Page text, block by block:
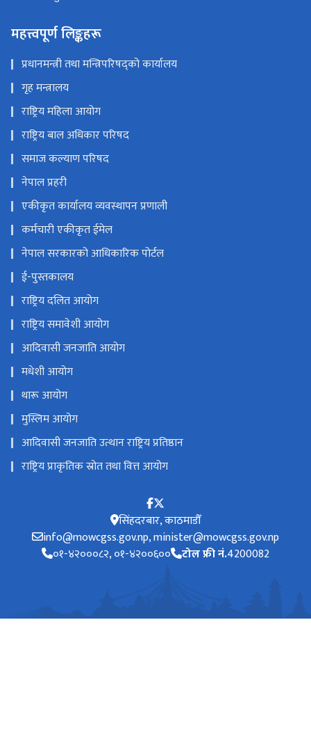
महत्त्वपूर्ण लिङ्कहरू
प्रधानमन्त्री तथा मन्त्रिपरिषद्को कार्यालय
गृह मन्त्रालय
राष्ट्रिय महिला आयोग
राष्ट्रिय बाल अधिकार परिषद
समाज कल्याण परिषद
नेपाल प्रहरी
एकीकृत कार्यालय व्यवस्थापन प्रणाली
कर्मचारी एकीकृत ईमेल
नेपाल सरकारको आधिकारिक पोर्टल
ई-पुस्तकालय
राष्ट्रिय दलित आयोग
राष्ट्रिय समावेशी आयोग
आदिवासी जनजाति आयोग
मधेशी आयोग
थारू आयोग
मुस्लिम आयोग
आदिवासी जनजाति उत्थान राष्ट्रिय प्रतिष्ठान
राष्ट्रिय प्राकृतिक स्रोत तथा वित्त आयोग
सिंहदरबार, काठमाडौँ
info@mowcgss.gov.np, minister@mowcgss.gov.np
०१-४२०००८२, ०१-४२००६००
टोल फ्री नं.4200082